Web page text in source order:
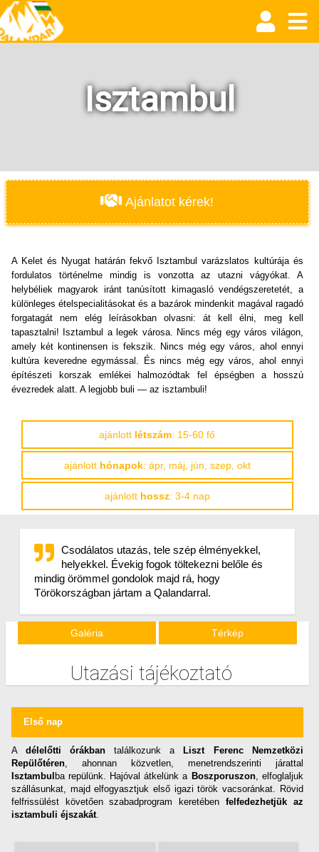
Isztambul
Ajánlatot kérek!
A Kelet és Nyugat határán fekvő Isztambul varázslatos kultúrája és
fordulatos történelme mindig is vonzotta az utazni vágyókat. A
helybéliek magyarok iránt tanúsított kimagasló vendégszeretetét, a
különleges ételspecialitásokat és a bazárok mindenkit magával ragadó
forgatagát nem elég leírásokban olvasni: át kell élni, meg kell
tapasztalni! Isztambul a legek városa. Nincs még egy város világon,
amely két kontinensen is fekszik. Nincs még egy város, ahol ennyi
kultúra keveredne egymással. És nincs még egy város, ahol ennyi
építészeti korszak emlékei halmozódtak fel épségben a hosszú
évezredek alatt. A legjobb buli — az isztambuli!
ajánlott létszám: 15-60 fő
ajánlott hónapok: ápr, máj, jún, szep, okt
ajánlott hossz: 3-4 nap
Csodálatos utazás, tele szép élményekkel,
helyekkel. Évekig fogok töltekezni belőle és
mindig örömmel gondolok majd rá, hogy
Törökországban jártam a Qalandarral.
Galéria Térkép
Utazási tájékoztató
Első nap
Adélelőtti órákban találkozunk aLiszt Ferenc Nemzetközi
Repülőtéren , ahonnan közvetlen, menetrendszerinti járattal
Isztambulba repülünk. Hajóval átkelünk a Boszporuszon, elfoglaljuk
szállásunkat, majd elfogyasztjuk első igazi török vacsoránkat. Rövid
felfrissülést követően szabadprogram keretében felfedezhetjük az
isztambuli éjszakát